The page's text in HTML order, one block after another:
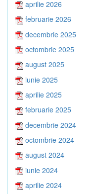
aprilie 2026
februarie 2026
decembrie 2025
octombrie 2025
august 2025
iunie 2025
aprilie 2025
februarie 2025
decembrie 2024
octombrie 2024
august 2024
iunie 2024
aprilie 2024